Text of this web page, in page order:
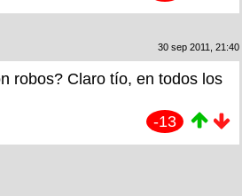
30 sep 2011, 21:40
robos? Claro tío, en todos los
-13